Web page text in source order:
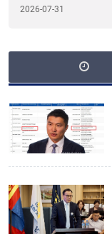
2026-07-31